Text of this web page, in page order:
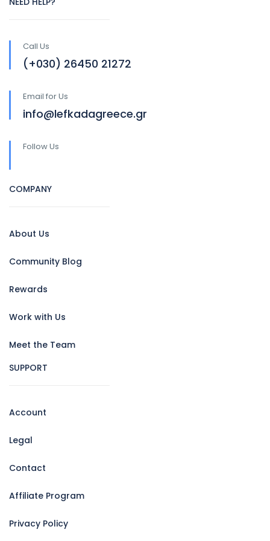
Call Us
(+030) 26450 21272
Email for Us
info@lefkadagreece.gr
Follow Us
COMPANY
About Us
Community Blog
Rewards
Work with Us
Meet the Team
SUPPORT
Account
Legal
Contact
Affiliate Program
Privacy Policy